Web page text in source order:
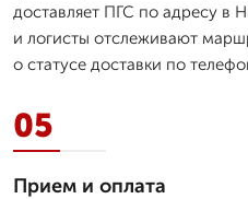
доставляет ПГС по адресу в
и логисты отслеживают
о статусе доставки по
05
Прием и оплата